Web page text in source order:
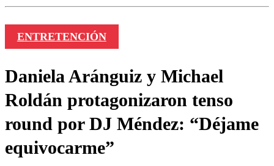
ENTRETENCIÓN
Daniela Aránguiz y Michael
Roldán protagonizaron tenso
round por DJ Méndez: “Déjame
equivocarme”